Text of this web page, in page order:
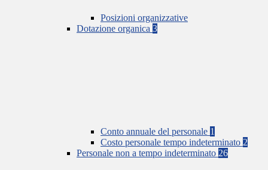
Posizioni organizzative
Dotazione organica 3
Conto annuale del personale 1
Costo personale tempo indeterminato 2
Personale non a tempo indeterminato 26